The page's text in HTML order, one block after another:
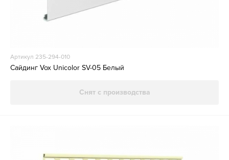
Артикул 235-294-010
Сайдинг Vox Unicolor SV-05 Белый
Снят с производства